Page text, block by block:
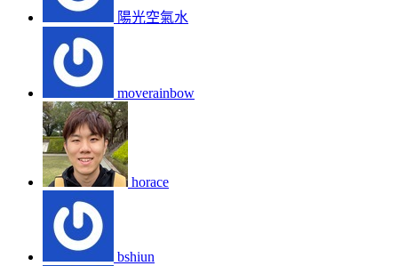
陽光空氣水
moverainbow
horace
bshiun